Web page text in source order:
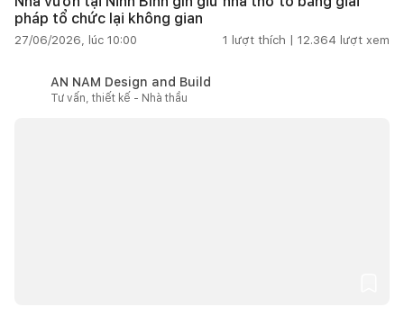
pháp tổ chức lại không gian
27/06/2026, lúc 10:00 1 lượt thích | 12.364 lượt xem
AN NAM Design and Build
Tư vấn, thiết kế - Nhà thầu